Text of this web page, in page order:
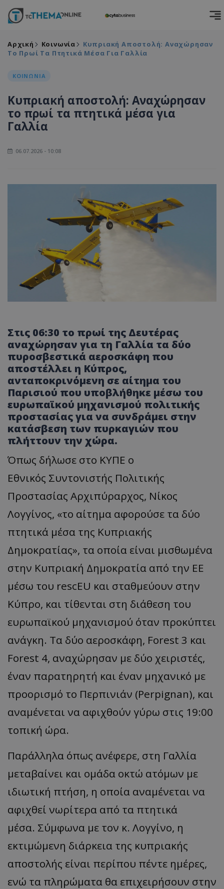
Αρχική Κοινωνία
Κυπριακή Αποστολή: Αναχώρησαν
Το Πρωί Τα Πτητικά Μέσα Για Γαλλία
ΚΟΙΝΩΝΙΑ
Κυπριακή αποστολή: Αναχώρησαν
το πρωί τα πτητικά μέσα για
Γαλλία
06.07.2026 - 10:08
Στις 06:30 το πρωί της Δευτέρας
αναχώρησαν για τη Γαλλία τα δύο
πυροσβεστικά αεροσκάφη που
αποστέλλει η Κύπρος,
ανταποκρινόμενη σε αίτημα του
Παρισιού που υποβλήθηκε μέσω του
ευρωπαϊκού μηχανισμού πολιτικής
προστασίας για να συνδράμει στην
κατάσβεση των πυρκαγιών που
πλήττουν την χώρα.
Όπως δήλωσε στο ΚΥΠΕ ο
Εθνικός Συντονιστής Πολιτικής
Προστασίας Αρχιπύραρχος, Νίκος
Λογγίνος, «το αίτημα αφορούσε τα δύο
πτητικά μέσα της Κυπριακής
Δημοκρατίας», τα οποία είναι μισθωμένα
στην Κυπριακή Δημοκρατία από την ΕΕ
μέσω του rescEU και σταθμεύουν στην
Κύπρο, και τίθενται στη διάθεση του
ευρωπαϊκού μηχανισμού όταν προκύπτει
ανάγκη. Τα δύο αεροσκάφη, Forest 3 και
Forest 4, αναχώρησαν με δύο χειριστές,
έναν παρατηρητή και έναν μηχανικό με
προορισμό το Περπινιάν (Perpignan), και
αναμένεται να αφιχθούν γύρω στις 19:00
τοπική ώρα.
Παράλληλα όπως ανέφερε, στη Γαλλία
μεταβαίνει και ομάδα οκτώ ατόμων με
ιδιωτική πτήση, η οποία αναμένεται να
αφιχθεί νωρίτερα από τα πτητικά
μέσα. Σύμφωνα με τον κ. Λογγίνο, η
εκτιμώμενη διάρκεια της κυπριακής
αποστολής είναι περίπου πέντε ημέρες,
ενώ τα πληρώματα θα επιχειρήσουν στην